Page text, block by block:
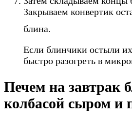
Закрываем конвертик
блина.
Если блинчики остыли
быстро разогреть в
Печем на завтрак
колбасой сыром и